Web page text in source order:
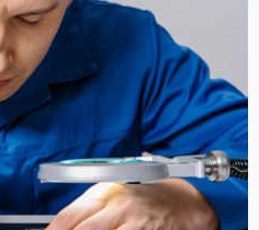
гарантия сервиса, которая
а также на все
включает в себя срочную
и постгарантийное обслуживание.
установит новые запчасти и
совершенно бесплатно. Более
в разделеГарантии.